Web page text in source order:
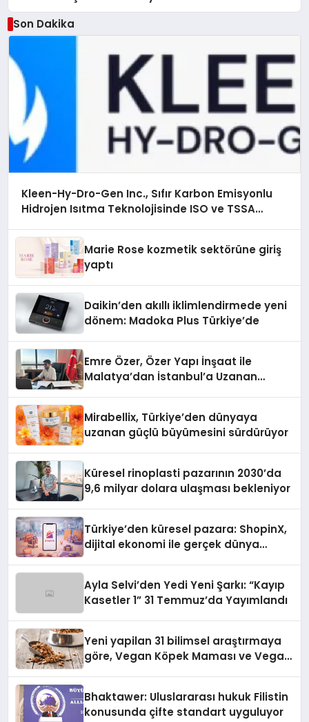
Son Dakika
Kleen-Hy-Dro-Gen Inc., Sıfır Karbon Emisyonlu
Hidrojen Isıtma Teknolojisinde ISO ve TSSA
Marie Rose kozmetik sektörüne giriş
yaptı
Daikin’den akıllı iklimlendirmede yeni
dönem: Madoka Plus Türkiye’de
Emre Özer, Özer Yapı İnşaat ile
Malatya’dan İstanbul’a Uzanan
Mirabellix, Türkiye’den dünyaya
uzanan güçlü büyümesini sürdürüyor
Küresel rinoplasti pazarının 2030’da
9,6 milyar dolara ulaşması bekleniyor
Türkiye’den küresel pazara: ShopinX,
dijital ekonomi ile gerçek dünya
Ayla Selvi’den Yedi Yeni Şarkı: “Kayıp
Kasetler 1” 31 Temmuz’da Yayımlandı
Yeni yapilan 31 bilimsel araştırmaya
göre, Vegan Köpek Maması ve Vegan
Bhaktawer: Uluslararası hukuk Filistin
konusunda çifte standart uyguluyor